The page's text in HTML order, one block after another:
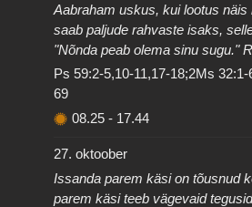
Aabraham uskus, kui lootus näis
saab paljude rahvaste isaks,
"Nõnda peab olema sinu sugu."
Ps 59:2-5,10-11,17-18;2Ms
69
08.25 - 17.44
27. oktoober
Issanda parem käsi on tõusnud
parem käsi teeb vägevaid